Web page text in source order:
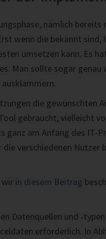
nämlich bereits
wenn die bekannt
umsetzen kann. Es
Man sollte sogar
die
gebraucht, vielleicht
ganz am Anfang des
verschiedenen
wir in diesem Beitrag
Datenquellen und -
erforderlich. In